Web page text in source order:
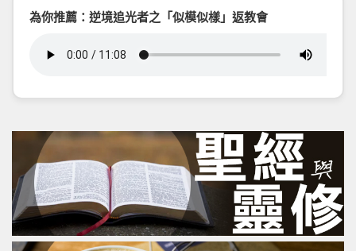
為你推薦：逆境追光者之「似模似樣」返教會